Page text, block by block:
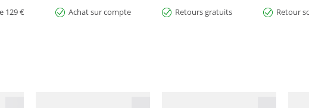
129 € Achat sur compte Retours gratuits Retour